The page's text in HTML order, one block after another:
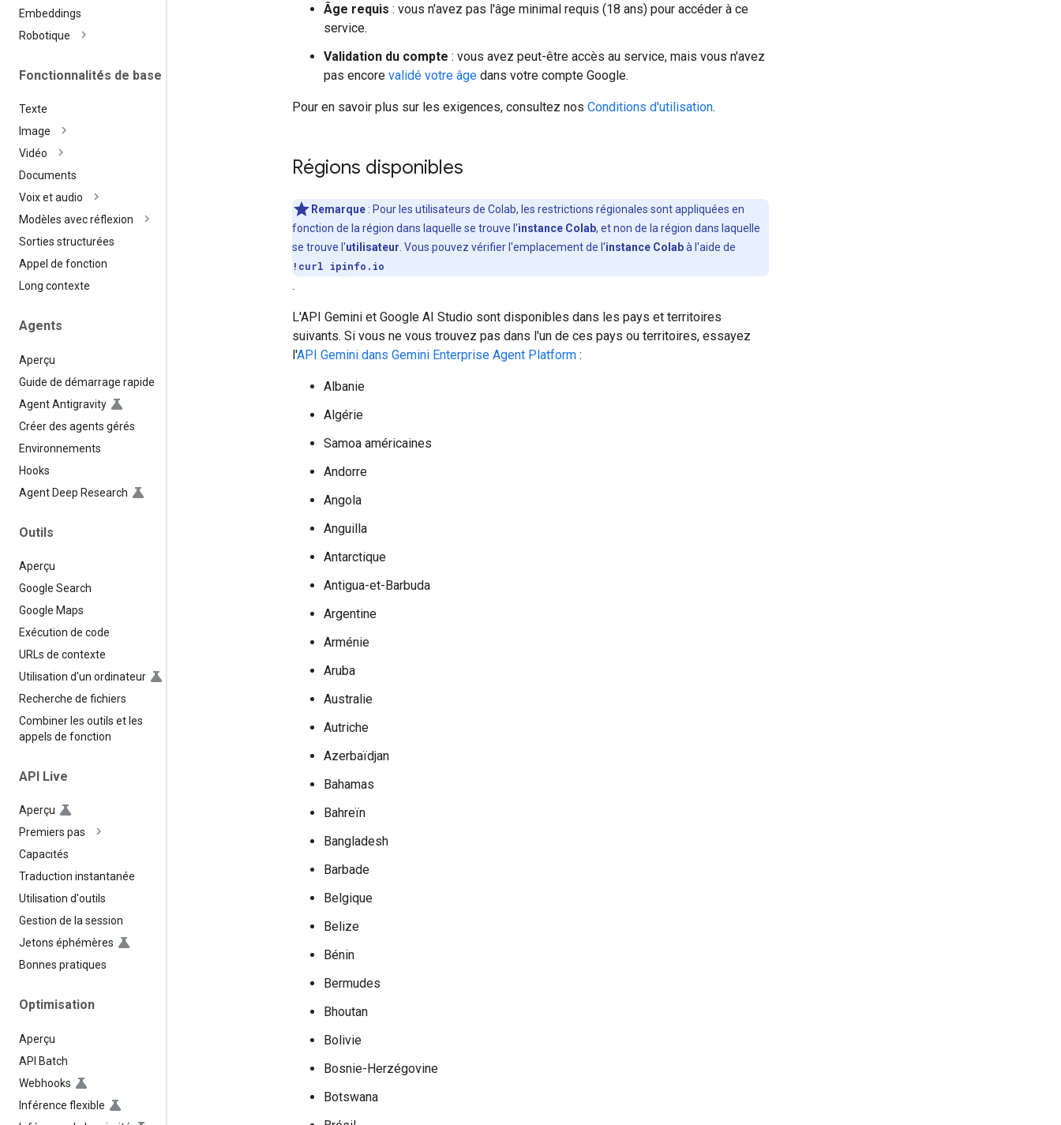
Embeddings
Robotique
Fonctionnalités de base
Texte
Image
Vidéo
Documents
Voix et audio
Modèles avec réflexion
Sorties structurées
Appel de fonction
Long contexte
Agents
Aperçu
Guide de démarrage rapide
Agent Antigravity
Créer des agents gérés
Environnements
Hooks
Agent Deep Research
Outils
Aperçu
Google Search
Google Maps
Exécution de code
URLs de contexte
Utilisation d'un ordinateur
Recherche de fichiers
Combiner les outils et les
appels de fonction
API Live
Aperçu
Premiers pas
Capacités
Traduction instantanée
Utilisation d'outils
Gestion de la session
Jetons éphémères
Bonnes pratiques
Optimisation
Aperçu
API Batch
Webhooks
Inférence flexible
Âge requis : vous n'avez pas l'âge minimal requis (18 ans) pour accéder à ce
service.
Validation du compte : vous avez peut-être accès au service, mais vous n'avez
pas encore validé votre âge dans votre compte Google.
Pour en savoir plus sur les exigences, consultez nos Conditions d'utilisation.
Régions disponibles
Remarque : Pour les utilisateurs de Colab, les restrictions régionales sont appliquées en
fonction de la région dans laquelle se trouve l'instance Colab, et non de la région dans laquelle
se trouve l'utilisateur . Vous pouvez vérifier l'emplacement de l'instance Colabà l'aide de
!curl ipinfo.io
.
L'API Gemini et Google AI Studio sont disponibles dans les pays et territoires
suivants. Si vous ne vous trouvez pas dans l'un de ces pays ou territoires, essayez
l'API Gemini dans Gemini Enterprise Agent Platform :
Albanie
Algérie
Samoa américaines
Andorre
Angola
Anguilla
Antarctique
Antigua-et-Barbuda
Argentine
Arménie
Aruba
Australie
Autriche
Azerbaïdjan
Bahamas
Bahreïn
Bangladesh
Barbade
Belgique
Belize
Bénin
Bermudes
Bhoutan
Bolivie
Bosnie-Herzégovine
Botswana